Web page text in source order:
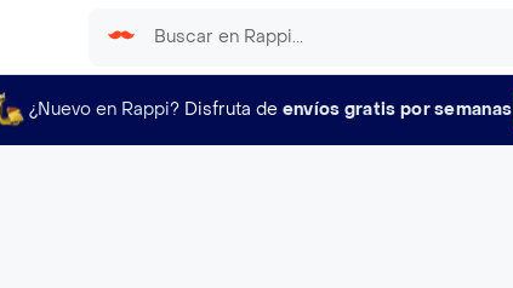
¿Nuevo en Rappi? Disfruta de envíos gratis por semanas